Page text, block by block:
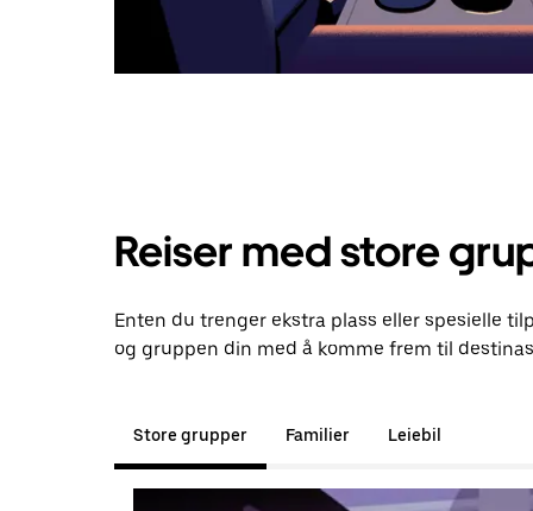
Reiser med store
Enten du trenger ekstra plass eller spesielle
og gruppen din med å komme frem til
Store grupper Familier Leiebil